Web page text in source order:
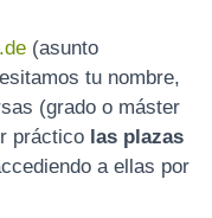
(asunto
tu nombre,
(grado o máster
práctico las plazas
a ellas por